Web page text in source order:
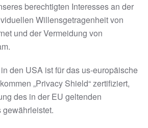
berechtigten Interesses an der
Willensgetragenheit von
und der Vermeidung von
den USA ist für das us-europäische
„Privacy Shield“ zertifiziert,
des in der EU geltenden